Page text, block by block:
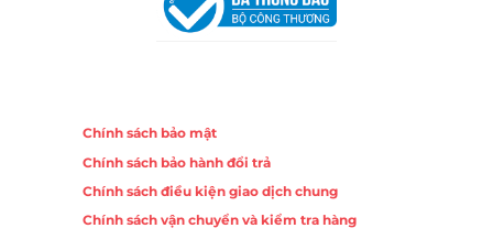
Chính sách bảo mật
Chính sách bảo hành đổi trả
Chính sách điều kiện giao dịch chung
Chính sách vận chuyển và kiểm tra hàng